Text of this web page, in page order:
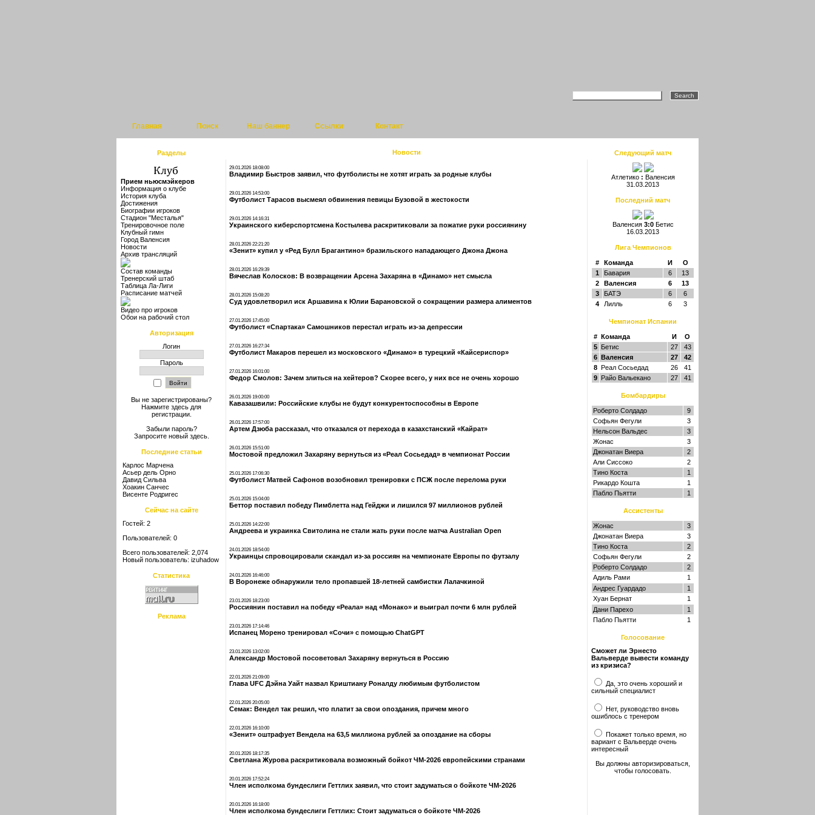
Главная Поиск Наш баннер Ссылки Контакт
Разделы
Прием ньюсмэйкеров
Информация о клубе
История клуба
Достижения
Биографии игроков
Стадион "Месталья"
Тренировочное поле
Клубный гимн
Город Валенсия
Новости
Архив трансляций
Состав команды
Тренерский штаб
Таблица Ла-Лиги
Расписание матчей
Видео про игроков
Обои на рабочий стол
Авторизация
Логин
Пароль
Вы не зарегистрированы?
Нажмите здесь для
регистрации.
Забыли пароль?
Запросите новый здесь.
Последние статьи
Карлос Марчена
Асьер дель Орно
Давид Сильва
Хоакин Санчес
Висенте Родригес
Сейчас на сайте
Гостей: 2
Пользователей: 0
Всего пользователей: 2,074
Новый пользователь: izuhadow
Статистика
Реклама
Новости
29.01.2026 18:08:00
Владимир Быстров заявил, что футболисты не хотят играть за родные клубы
29.01.2026 14:53:00
Футболист Тарасов высмеял обвинения певицы Бузовой в жестокости
29.01.2026 14:16:31
Украинского киберспортсмена Костылева раскритиковали за пожатие руки россиянину
28.01.2026 22:21:20
«Зенит» купил у «Ред Булл Брагантино» бразильского нападающего Джона Джона
28.01.2026 16:29:39
Вячеслав Колосков: В возвращении Арсена Захаряна в «Динамо» нет смысла
28.01.2026 15:08:20
Суд удовлетворил иск Аршавина к Юлии Барановской о сокращении размера алиментов
27.01.2026 17:45:00
Футболист «Спартака» Самошников перестал играть из-за депрессии
27.01.2026 16:27:34
Футболист Макаров перешел из московского «Динамо» в турецкий «Кайсериспор»
27.01.2026 16:01:00
Федор Смолов: Зачем злиться на хейтеров? Скорее всего, у них все не очень хорошо
26.01.2026 19:00:00
Кавазашвили: Российские клубы не будут конкурентоспособны в Европе
26.01.2026 17:57:00
Артем Дзюба рассказал, что отказался от перехода в казахстанский «Кайрат»
26.01.2026 15:51:00
Мостовой предложил Захаряну вернуться из «Реал Сосьедад» в чемпионат России
25.01.2026 17:06:30
Футболист Матвей Сафонов возобновил тренировки с ПСЖ после перелома руки
25.01.2026 15:04:00
Беттор поставил победу Пимблетта над Гейджи и лишился 97 миллионов рублей
25.01.2026 14:22:00
Андреева и украинка Свитолина не стали жать руки после матча Australian Open
24.01.2026 18:54:00
Украинцы спровоцировали скандал из-за россиян на чемпионате Европы по футзалу
24.01.2026 16:46:00
В Воронеже обнаружили тело пропавшей 18-летней самбистки Лалачкиной
23.01.2026 18:23:00
Россиянин поставил на победу «Реала» над «Монако» и выиграл почти 6 млн рублей
23.01.2026 17:14:46
Испанец Морено тренировал «Сочи» с помощью ChatGPT
23.01.2026 13:02:00
Александр Мостовой посоветовал Захаряну вернуться в Россию
22.01.2026 21:09:00
Глава UFC Дэйна Уайт назвал Криштиану Роналду любимым футболистом
22.01.2026 20:05:00
Семак: Вендел так решил, что платит за свои опоздания, причем много
22.01.2026 16:10:00
«Зенит» оштрафует Вендела на 63,5 миллиона рублей за опоздание на сборы
20.01.2026 18:17:35
Светлана Журова раскритиковала возможный бойкот ЧМ-2026 европейскими странами
20.01.2026 17:52:24
Член исполкома бундеслиги Геттлих заявил, что стоит задуматься о бойкоте ЧМ-2026
20.01.2026 16:18:00
Член исполкома бундеслиги Геттлих: Стоит задуматься о бойкоте ЧМ-2026
Следующий матч
Атлетико: Валенсия
31.03.2013
Последний матч
Валенсия3:0 Бетис
16.03.2013
Лига Чемпионов
# Команда И
О
1
Бавария 6
13
2
Валенсия 6
13
3
БАТЭ 6
6
4
Лилль 6 3
Чемпионат Испании
# Команда И
О
5 Бетис 27
43
6 Валенсия 27
42
8 Реал Сосьедад 26
41
9 Райо Вальекано 27 41
Бомбардиры
Роберто Солдадо
9
Софьян Фегули
3
Нельсон Вальдес
3
Жонас
3
Джонатан Виера
2
Али Сиссоко
2
Тино Коста
1
Рикардо Кошта
1
Пабло Пьятти
1
Ассистенты
Жонас
3
Джонатан Виера
3
Тино Коста
2
Софьян Фегули
2
Роберто Солдадо
2
Адиль Рами
1
Андрес Гуардадо
1
Хуан Бернат
1
Дани Парехо
1
Пабло Пьятти
1
Голосование
Сможет ли Эрнесто
Вальверде вывести команду
из кризиса?
Да, это очень хороший и
сильный специалист
Нет, руководство вновь
ошиблось с тренером
Покажет только время, но
вариант с Вальверде очень
интересный
Вы должны авторизироваться,
чтобы голосовать.